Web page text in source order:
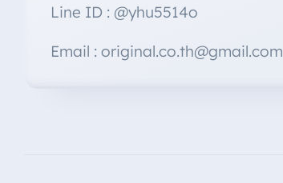
Line ID : @yhu5514o
Email : original.co.th@gmail.com